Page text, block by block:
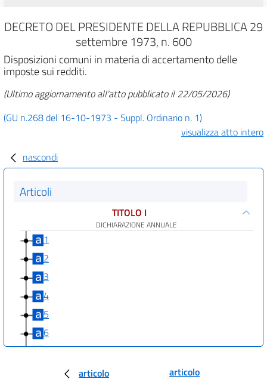
DECRETO DEL PRESIDENTE DELLA REPUBBLICA 29
settembre 1973, n. 600
Disposizioni comuni in materia di accertamento delle
imposte sui redditi.
(Ultimo aggiornamento all'atto pubblicato il 22/05/2026)
(GU n.268 del 16-10-1973 - Suppl. Ordinario n. 1)
visualizza atto intero
nascondi
Articoli
TITOLO I
DICHIARAZIONE ANNUALE
1
2
3
4
5
6
7
articolo
articolo